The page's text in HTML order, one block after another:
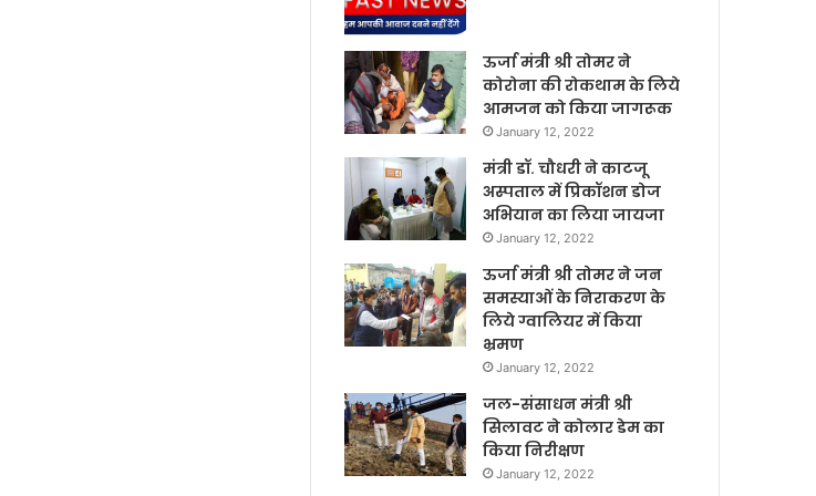
ऊर्जा मंत्री श्री तोमर ने
कोरोना की रोकथाम के लिये
आमजन को किया जागरूक
January 12, 2022
मंत्री डॉ. चौधरी ने काटजू
अस्पताल में प्रिकॉशन डोज
अभियान का लिया जायजा
January 12, 2022
ऊर्जा मंत्री श्री तोमर ने जन
समस्याओं के निराकरण के
लिये ग्वालियर में किया
भ्रमण
January 12, 2022
जल-संसाधन मंत्री श्री
सिलावट ने कोलार डेम का
किया निरीक्षण
January 12, 2022